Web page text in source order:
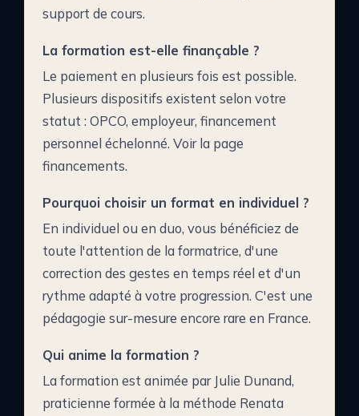
support de cours.
La formation est-elle finançable ?
Le paiement en plusieurs fois est possible.
Plusieurs dispositifs existent selon votre
statut : OPCO, employeur, financement
personnel échelonné. Voir la page
financements.
Pourquoi choisir un format en individuel ?
En individuel ou en duo, vous bénéficiez de
toute l'attention de la formatrice, d'une
correction des gestes en temps réel et d'un
rythme adapté à votre progression. C'est une
pédagogie sur-mesure encore rare en France.
Qui anime la formation ?
La formation est animée par Julie Dunand,
praticienne formée à la méthode Renata